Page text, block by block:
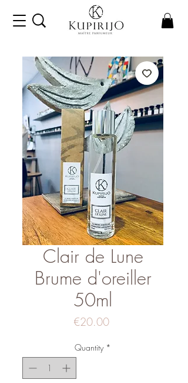
Clair de Lune
Brume d'oreiller
50ml
€20.00Price
Quantity *